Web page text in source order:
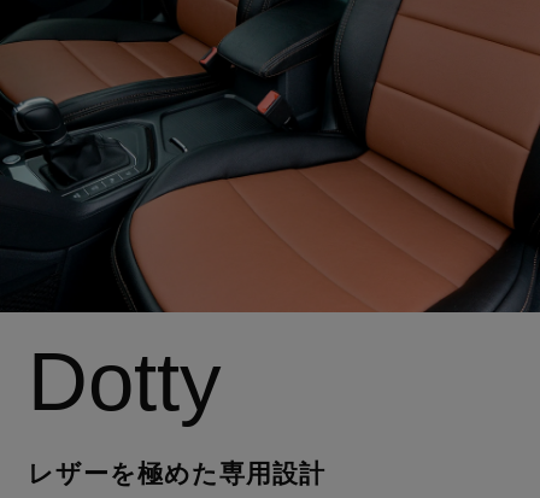
Dotty
レザーを極めた専用設計